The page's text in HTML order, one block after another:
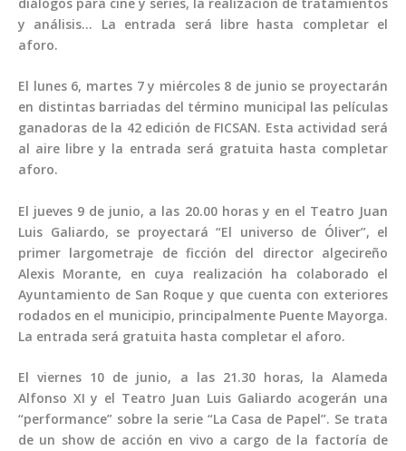
y análisis… La entrada será libre hasta completar el
aforo.
El lunes 6, martes 7 y miércoles 8 de junio se proyectarán
en distintas barriadas del término municipal las películas
ganadoras de la 42 edición de FICSAN. Esta actividad será
al aire libre y la entrada será gratuita hasta completar
aforo.
El jueves 9 de junio, a las 20.00 horas y en el Teatro Juan
Luis Galiardo, se proyectará “El universo de Óliver”, el
primer largometraje de ficción del director algecireño
Alexis Morante, en cuya realización ha colaborado el
Ayuntamiento de San Roque y que cuenta con exteriores
rodados en el municipio, principalmente Puente Mayorga.
La entrada será gratuita hasta completar el aforo.
El viernes 10 de junio, a las 21.30 horas, la Alameda
Alfonso XI y el Teatro Juan Luis Galiardo acogerán una
“performance” sobre la serie “La Casa de Papel”. Se trata
de un show de acción en vivo a cargo de la factoría de